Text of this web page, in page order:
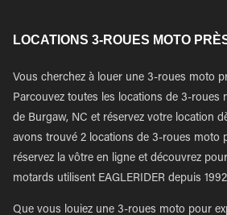
LOCATIONS 3-ROUES MOTO
Vous cherchez à louer une 3-roues moto
Parcouvez toutes les locations de 3-roues
de Burgaw, NC et réservez votre location
avons trouvé 2 locations de 3-roues moto
réservez la vôtre en ligne et découvrez
motards utilisent EAGLERIDER depuis
Que vous louiez une 3-roues moto pour